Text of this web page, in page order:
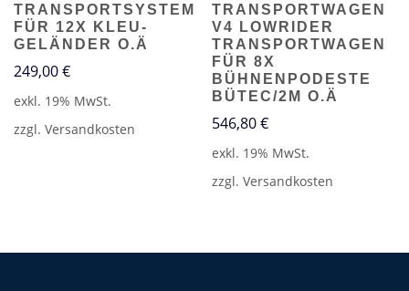
TRANSPORTSYSTEM
FÜR 12X KLEU-
GELÄNDER O.Ä
249,00€
exkl. 19% MwSt.
zzgl. Versandkosten
TRANSPORTWAGEN
V4 LOWRIDER
TRANSPORTWAGEN
FÜR 8X
BÜHNENPODESTE
BÜTEC/2M O.Ä
546,80€
exkl. 19% MwSt.
zzgl.Versandkosten